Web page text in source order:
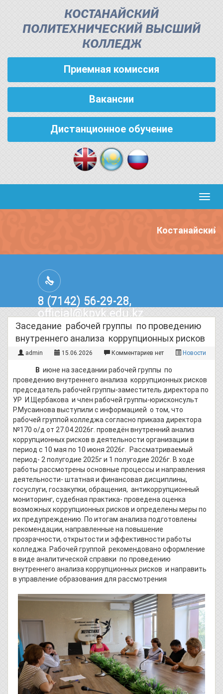
КОСТАНАЙСКИЙ
ПОЛИТЕХНИЧЕСКИЙ ВЫСШИЙ
КОЛЛЕДЖ
Приемная комиссия
Вакансии
Дистанционное обучение
Костанайский
8 (7142) 56-29-28,
official@kpvk.edu.kz
г.Костанай, Проспект Кобыланды
Батыра, 3
Заседание рабочей группы по проведению
внутреннего анализа коррупционных рисков
admin 15.06.2026 Комментариев нет Новости
В июне на заседании рабочей группы по
проведению внутреннего анализа коррупционных рисков
председатель рабочей группы-заместитель директора по
УР И.Щербакова и член рабочей группы-юрисконсульт
Р.Мусаинова выступили с информацией о том, что
рабочей группой колледжа согласно приказа директора
№170 о/д от 27.04.2026г. проведён внутренний анализ
коррупционных рисков в деятельности организации в
период с 10 мая по 10 июня 2026г. Рассматриваемый
период- 2 полугодие 2025г и 1 полугодие 2026г. В ходе
работы рассмотрены основные процессы и направления
деятельности- штатная и финансовая дисциплины,
госуслуги, госзакупки, обращения, антикоррупционный
мониторинг, судебная практика- проведена оценка
возможных коррупционных рисков и определены меры по
их предупреждению. По итогам анализа подготовлены
рекомендации, направленные на повышение
прозрачности, открытости и эффективности работы
колледжа. Рабочей группой рекомендовано оформление
в виде аналитической справки по проведению
внутреннего анализа коррупционных рисков и направить
в управление образования для рассмотрения